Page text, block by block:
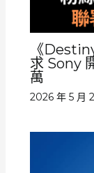
《
求 Sony
萬
2026 年 5 月